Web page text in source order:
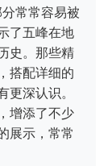
常常容易被
了五峰在地
史。那些精
搭配详细的
深认识。
增添了不少
展示，常常